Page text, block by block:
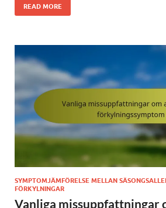
READ MORE
SYMPTOMJÄMFÖRELSE MELLAN
FÖRKYLNINGAR
Vanliga missuppfattningar